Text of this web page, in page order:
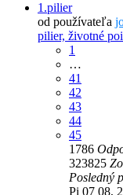
1.pilier
od používateľa
pilier, životné
1
…
41
42
43
44
45
1786
323825
Posledný
Pi 07 08,